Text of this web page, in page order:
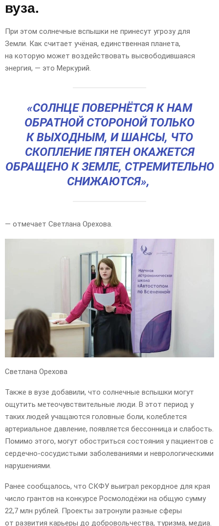
вуза.
При этом солнечные вспышки не принесут угрозу для
Земли. Как считает учёная, единственная планета,
на которую может воздействовать высвободившаяся
энергия, — это Меркурий.
«СОЛНЦЕ ПОВЕРНЁТСЯ К НАМ
ОБРАТНОЙ СТОРОНОЙ ТОЛЬКО
К ВЫХОДНЫМ, И ШАНСЫ, ЧТО
СКОПЛЕНИЕ ПЯТЕН ОКАЖЕТСЯ
ОБРАЩЕНО К ЗЕМЛЕ, СТРЕМИТЕЛЬНО
СНИЖАЮТСЯ»,
— отмечает Светлана Орехова.
Светлана Орехова
Также в вузе добавили, что солнечные вспышки могут
ощутить метеочувствительные люди. В этот период у
таких людей учащаются головные боли, колеблется
артериальное давление, появляется бессонница и слабость.
Помимо этого, могут обостриться состояния у пациентов с
сердечно-сосудистыми заболеваниями и неврологическими
нарушениями.
Ранее сообщалось, что СКФУ выиграл рекордное для края
число грантов на конкурсе Росмолодёжи на общую сумму
22,7 млн рублей. Проекты затронули разные сферы
от развития карьеры до добровольчества, туризма, медиа.